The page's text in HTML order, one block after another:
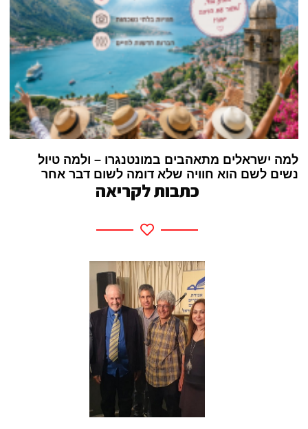
למה ישראלים מתאהבים במונטנגרו – ולמה טיול
נשים לשם הוא חוויה שלא דומה לשום דבר אחר
כתבות לקריאה